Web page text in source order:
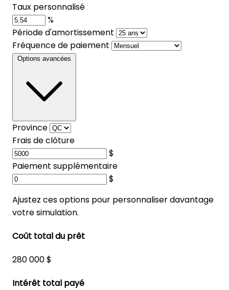
Taux personnalisé
%
Période d'amortissement
Fréquence de paiement
Options avancées
Province
Frais de clôture
$
Paiement supplémentaire
$
Ajustez ces options pour personnaliser davantage
votre simulation.
Coût total du prêt
280 000 $
Intérêt total payé